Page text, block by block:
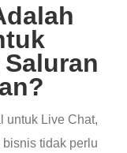
untuk Live Chat,
tidak perlu